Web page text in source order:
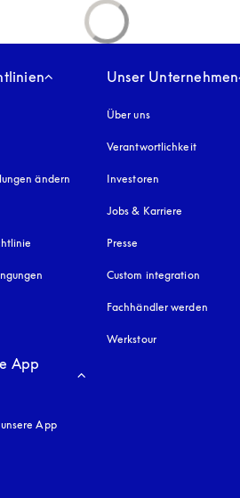
in einem neuen Tab
sich in einem neuen Tab
ändern
sich in einem neuen Tab
öffnet sich in einem neuen Tab
Unser Unternehmen
Über uns
Verantwortlichkeit
Investoren
Jobs & Karriere
Presse
Custom integration
Fachhändler werden
Werkstour
App
App